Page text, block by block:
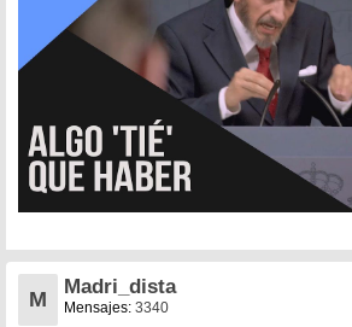
M
Madri_dista
Mensajes: 3340